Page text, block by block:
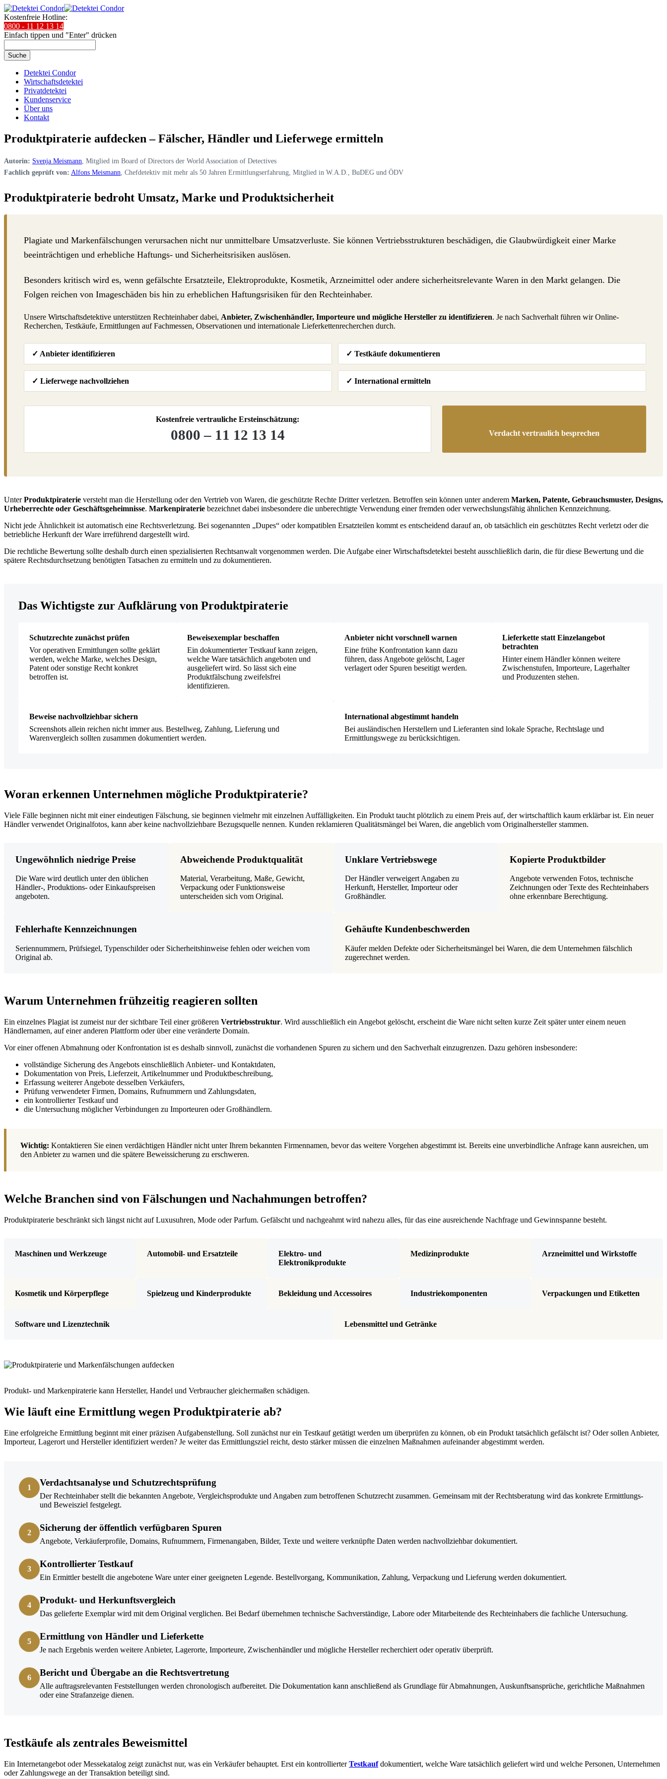
Kostenfreie Hotline:
0800 - 11 12 13 14
Einfach tippen und "Enter" drücken
Suche
Detektei Condor
Wirtschaftsdetektei
Privatdetektei
Kundenservice
Über uns
Kontakt
Produktpiraterie aufdecken – Fälscher, Händler und Lieferwege ermitteln
Autorin: Svenja Meismann , Mitglied im Board of Directors der World Association of Detectives
Fachlich geprüft von: Alfons Meismann , Chefdetektiv mit mehr als 50 Jahren Ermittlungserfahrung, Mitglied in W.A.D., BuDEG und ÖDV
Produktpiraterie bedroht Umsatz, Marke und Produktsicherheit
Plagiate und Markenfälschungen verursachen nicht nur unmittelbare Umsatzverluste. Sie können Vertriebsstrukturen beschädigen, die Glaubwürdigkeit einer Marke
beeinträchtigen und erhebliche Haftungs- und Sicherheitsrisiken auslösen.
Besonders kritisch wird es, wenn gefälschte Ersatzteile, Elektroprodukte, Kosmetik, Arzneimittel oder andere sicherheitsrelevante Waren in den Markt gelangen. Die
Folgen reichen von Imageschäden bis hin zu erheblichen Haftungsrisiken für den Rechteinhaber.
Unsere Wirtschaftsdetektive unterstützen Rechteinhaber dabei, Anbieter, Zwischenhändler, Importeure und mögliche Hersteller zu identifizieren. Je nach Sachverhalt führen wir Online-
Recherchen, Testkäufe, Ermittlungen auf Fachmessen, Observationen und internationale Lieferkettenrecherchen durch.
✓ Anbieter identifizieren ✓ Testkäufe dokumentieren
✓ Lieferwege nachvollziehen ✓ International ermitteln
Kostenfreie vertrauliche Ersteinschätzung:
0800 – 11 12 13 14 Verdacht vertraulich besprechen
UnterProduktpiraterie versteht man die Herstellung oder den Vertrieb von Waren, die geschützte Rechte Dritter verletzen. Betroffen sein können unter anderem Marken, Patente, Gebrauchsmuster, Designs,
Urheberrechte oder Geschäftsgeheimnisse. Markenpiraterie bezeichnet dabei insbesondere die unberechtigte Verwendung einer fremden oder verwechslungsfähig ähnlichen Kennzeichnung.
Nicht jede Ähnlichkeit ist automatisch eine Rechtsverletzung. Bei sogenannten „Dupes“ oder kompatiblen Ersatzteilen kommt es entscheidend darauf an, ob tatsächlich ein geschütztes Recht verletzt oder die
betriebliche Herkunft der Ware irreführend dargestellt wird.
Die rechtliche Bewertung sollte deshalb durch einen spezialisierten Rechtsanwalt vorgenommen werden. Die Aufgabe einer Wirtschaftsdetektei besteht ausschließlich darin, die für diese Bewertung und die
spätere Rechtsdurchsetzung benötigten Tatsachen zu ermitteln und zu dokumentieren.
Das Wichtigste zur Aufklärung von Produktpiraterie
Schutzrechte zunächst prüfen
Vor operativen Ermittlungen sollte geklärt
werden, welche Marke, welches Design,
Patent oder sonstige Recht konkret
betroffen ist.
Beweisexemplar beschaffen
Ein dokumentierter Testkauf kann zeigen,
welche Ware tatsächlich angeboten und
ausgeliefert wird. So lässt sich eine
Produktfälschung zweifelsfrei
identifizieren.
Anbieter nicht vorschnell warnen
Eine frühe Konfrontation kann dazu
führen, dass Angebote gelöscht, Lager
verlagert oder Spuren beseitigt werden.
Lieferkette statt Einzelangebot
betrachten
Hinter einem Händler können weitere
Zwischenstufen, Importeure, Lagerhalter
und Produzenten stehen.
Beweise nachvollziehbar sichern
Screenshots allein reichen nicht immer aus. Bestellweg, Zahlung, Lieferung und
Warenvergleich sollten zusammen dokumentiert werden.
International abgestimmt handeln
Bei ausländischen Herstellern und Lieferanten sind lokale Sprache, Rechtslage und
Ermittlungswege zu berücksichtigen.
Woran erkennen Unternehmen mögliche Produktpiraterie?
Viele Fälle beginnen nicht mit einer eindeutigen Fälschung, sie beginnen vielmehr mit einzelnen Auffälligkeiten. Ein Produkt taucht plötzlich zu einem Preis auf, der wirtschaftlich kaum erklärbar ist. Ein neuer
Händler verwendet Originalfotos, kann aber keine nachvollziehbare Bezugsquelle nennen. Kunden reklamieren Qualitätsmängel bei Waren, die angeblich vom Originalhersteller stammen.
Ungewöhnlich niedrige Preise
Die Ware wird deutlich unter den üblichen
Händler-, Produktions- oder Einkaufspreisen
angeboten.
Abweichende Produktqualität
Material, Verarbeitung, Maße, Gewicht,
Verpackung oder Funktionsweise
unterscheiden sich vom Original.
Unklare Vertriebswege
Der Händler verweigert Angaben zu
Herkunft, Hersteller, Importeur oder
Großhändler.
Kopierte Produktbilder
Angebote verwenden Fotos, technische
Zeichnungen oder Texte des Rechteinhabers
ohne erkennbare Berechtigung.
Fehlerhafte Kennzeichnungen
Seriennummern, Prüfsiegel, Typenschilder oder Sicherheitshinweise fehlen oder weichen vom
Original ab.
Gehäufte Kundenbeschwerden
Käufer melden Defekte oder Sicherheitsmängel bei Waren, die dem Unternehmen fälschlich
zugerechnet werden.
Warum Unternehmen frühzeitig reagieren sollten
Ein einzelnes Plagiat ist zumeist nur der sichtbare Teil einer größeren Vertriebsstruktur. Wird ausschließlich ein Angebot gelöscht, erscheint die Ware nicht selten kurze Zeit später unter einem neuen
Händlernamen, auf einer anderen Plattform oder über eine veränderte Domain.
Vor einer offenen Abmahnung oder Konfrontation ist es deshalb sinnvoll, zunächst die vorhandenen Spuren zu sichern und den Sachverhalt einzugrenzen. Dazu gehören insbesondere:
vollständige Sicherung des Angebots einschließlich Anbieter- und Kontaktdaten,
Dokumentation von Preis, Lieferzeit, Artikelnummer und Produktbeschreibung,
Erfassung weiterer Angebote desselben Verkäufers,
Prüfung verwendeter Firmen, Domains, Rufnummern und Zahlungsdaten,
ein kontrollierter Testkauf und
die Untersuchung möglicher Verbindungen zu Importeuren oder Großhändlern.
Wichtig: Kontaktieren Sie einen verdächtigen Händler nicht unter Ihrem bekannten Firmennamen, bevor das weitere Vorgehen abgestimmt ist. Bereits eine unverbindliche Anfrage kann ausreichen, um
den Anbieter zu warnen und die spätere Beweissicherung zu erschweren.
Welche Branchen sind von Fälschungen und Nachahmungen betroffen?
Produktpiraterie beschränkt sich längst nicht auf Luxusuhren, Mode oder Parfum. Gefälscht und nachgeahmt wird nahezu alles, für das eine ausreichende Nachfrage und Gewinnspanne besteht.
Maschinen und Werkzeuge Automobil- und Ersatzteile
Elektro- und
Elektronikprodukte
Medizinprodukte Arzneimittel und Wirkstoffe
Kosmetik und Körperpflege Spielzeug und Kinderprodukte Bekleidung und Accessoires Industriekomponenten Verpackungen und Etiketten
Software und Lizenztechnik Lebensmittel und Getränke
Produkt- und Markenpiraterie kann Hersteller, Handel und Verbraucher gleichermaßen schädigen.
Wie läuft eine Ermittlung wegen Produktpiraterie ab?
Eine erfolgreiche Ermittlung beginnt mit einer präzisen Aufgabenstellung. Soll zunächst nur ein Testkauf getätigt werden um überprüfen zu können, ob ein Produkt tatsächlich gefälscht ist? Oder sollen Anbieter,
Importeur, Lagerort und Hersteller identifiziert werden? Je weiter das Ermittlungsziel reicht, desto stärker müssen die einzelnen Maßnahmen aufeinander abgestimmt werden.
1 Verdachtsanalyse und Schutzrechtsprüfung
Der Rechteinhaber stellt die bekannten Angebote, Vergleichsprodukte und Angaben zum betroffenen Schutzrecht zusammen. Gemeinsam mit der Rechtsberatung wird das konkrete Ermittlungs-
und Beweisziel festgelegt.
2 Sicherung der öffentlich verfügbaren Spuren
Angebote, Verkäuferprofile, Domains, Rufnummern, Firmenangaben, Bilder, Texte und weitere verknüpfte Daten werden nachvollziehbar dokumentiert.
3 Kontrollierter Testkauf
Ein Ermittler bestellt die angebotene Ware unter einer geeigneten Legende. Bestellvorgang, Kommunikation, Zahlung, Verpackung und Lieferung werden dokumentiert.
4 Produkt- und Herkunftsvergleich
Das gelieferte Exemplar wird mit dem Original verglichen. Bei Bedarf übernehmen technische Sachverständige, Labore oder Mitarbeitende des Rechteinhabers die fachliche Untersuchung.
5 Ermittlung von Händler und Lieferkette
Je nach Ergebnis werden weitere Anbieter, Lagerorte, Importeure, Zwischenhändler und mögliche Hersteller recherchiert oder operativ überprüft.
6 Bericht und Übergabe an die Rechtsvertretung
Alle auftragsrelevanten Feststellungen werden chronologisch aufbereitet. Die Dokumentation kann anschließend als Grundlage für Abmahnungen, Auskunftsansprüche, gerichtliche Maßnahmen
oder eine Strafanzeige dienen.
Testkäufe als zentrales Beweismittel
Ein Internetangebot oder Messekatalog zeigt zunächst nur, was ein Verkäufer behauptet. Erst ein kontrollierterTestkaufdokumentiert, welche Ware tatsächlich geliefert wird und welche Personen, Unternehmen
oder Zahlungswege an der Transaktion beteiligt sind.